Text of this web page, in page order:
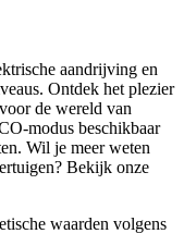
aandrijving en
Ontdek het plezier
de wereld van
modus beschikbaar
Wil je meer weten
Bekijk onze
waarden volgens